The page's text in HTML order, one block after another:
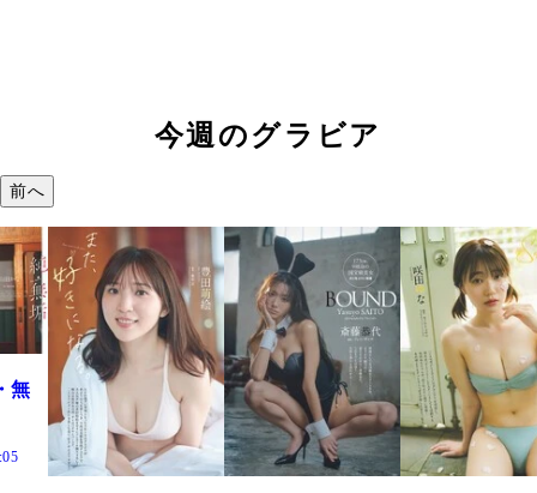
今週のグラビア
前へ